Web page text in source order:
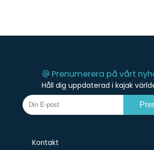
Prenumerera på vårt
Håll dig uppdaterad i kajak
Kontakt